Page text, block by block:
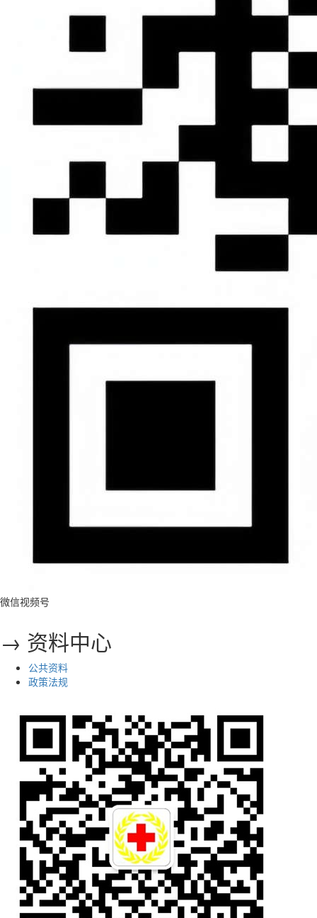
微信视频号
→ 资料中心
公共资料
政策法规